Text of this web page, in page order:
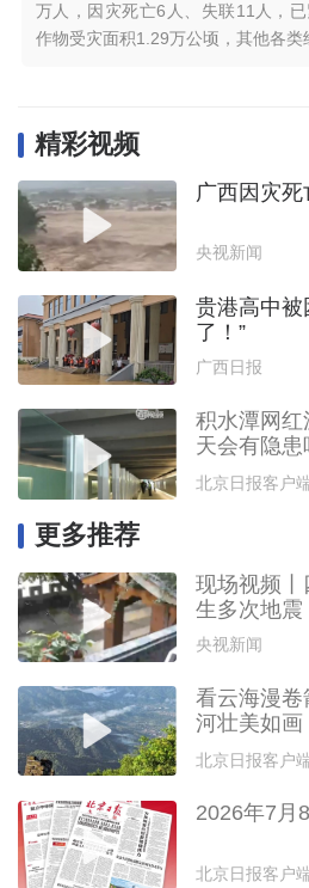
万人，因灾死亡6人、失联11人，
作物受灾面积1.29万公顷，其他各类
精彩视频
广西因灾
央视新闻
贵港高中被
了！”
广西日报
积水潭网红
天会有隐
北京日报客户
更多推荐
现场视频
生多次地震
央视新闻
看云海漫卷
河壮美如画
北京日报客户
2026年7月
北京日报客户